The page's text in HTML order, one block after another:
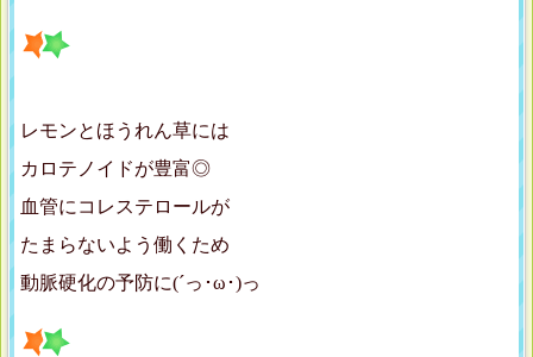
レモンとほうれん草には
カロテノイドが豊富◎
血管にコレステロールが
たまらないよう働くため
動脈硬化の予防に(´っ･ω･)っ